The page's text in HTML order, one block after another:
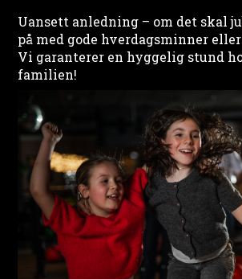
Uansett anledning – om det skal
på med gode hverdagsminner
Vi garanterer en hyggelig stund
familien!